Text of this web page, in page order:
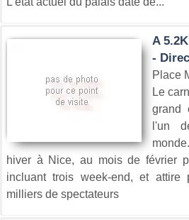
A
-
Place
Le
grand
l'un
hiver à Nice, au mois de février
incluant trois week-end, et attire
milliers de spectateurs